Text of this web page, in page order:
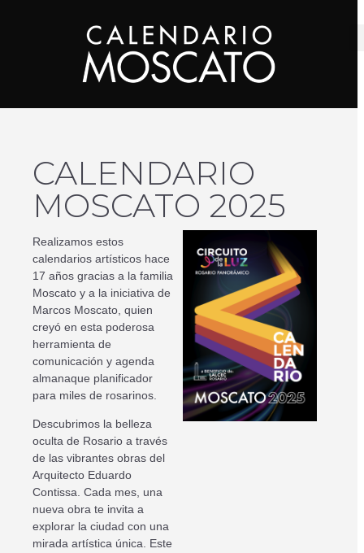
CALENDARIO
MOSCATO 2025
Realizamos estos
calendarios artísticos hace
17 años gracias a la familia
Moscato y a la iniciativa de
Marcos Moscato, quien
creyó en esta poderosa
herramienta de
comunicación y agenda
almanaque planificador
para miles de rosarinos.
Descubrimos la belleza
oculta de Rosario a través
de las vibrantes obras del
Arquitecto Eduardo
Contissa. Cada mes, una
nueva obra te invita a
explorar la ciudad con una
mirada artística única. Este